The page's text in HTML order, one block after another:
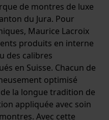
de montres de luxe
du Jura. Pour
Maurice Lacroix
produits en interne
des calibres
en Suisse. Chacun de
optimisé
la longue tradition de
appliquée avec soin
Avec cette